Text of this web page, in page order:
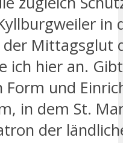
in
der Mittagsglut
ich hier an.
Form und
in dem St.
der